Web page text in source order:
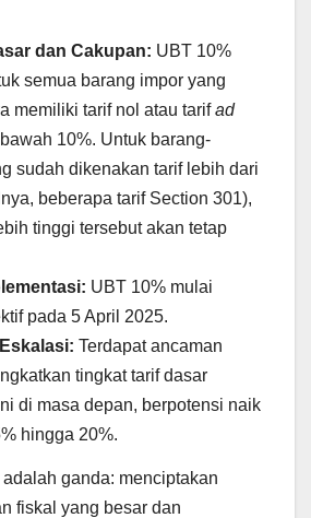
dan Cakupan: UBT 10%
semua barang impor yang
memiliki tarif nol atau tarifad
10%. Untuk barang-
sudah dikenakan tarif lebih dari
beberapa tarif Section 301),
tinggi tersebut akan tetap
UBT 10% mulai
pada 5 April 2025.
Terdapat ancaman
tingkat tarif dasar
di masa depan, berpotensi naik
hingga 20%.
ganda: menciptakan
fiskal yang besar dan